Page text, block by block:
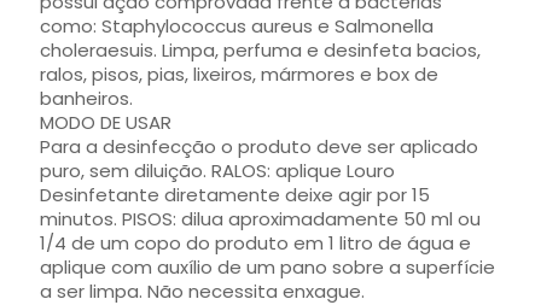
como: Staphylococcus aureus e Salmonella
choleraesuis. Limpa, perfuma e desinfeta bacios,
ralos, pisos, pias, lixeiros, mármores e box de
banheiros.
MODO DE USAR
Para a desinfecção o produto deve ser aplicado
puro, sem diluição. RALOS: aplique Louro
Desinfetante diretamente deixe agir por 15
minutos. PISOS: dilua aproximadamente 50 ml ou
1/4 de um copo do produto em 1 litro de água e
aplique com auxílio de um pano sobre a superfície
a ser limpa. Não necessita enxague.